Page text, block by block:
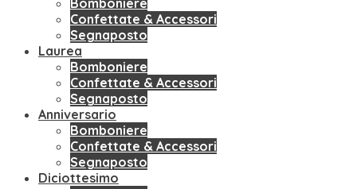
Bomboniere
Confettate & Accessori
Segnaposto
Laurea
Bomboniere
Confettate & Accessori
Segnaposto
Anniversario
Bomboniere
Confettate & Accessori
Segnaposto
Diciottesimo